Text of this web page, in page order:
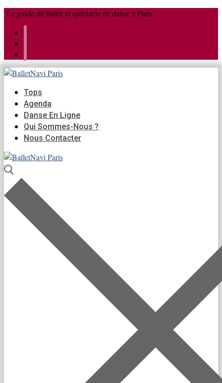
Aller
contenu
Menu
Fermer
Le guide du ballet et spectacle de danse à Paris
Tops
Agenda
Danse En Ligne
Qui Sommes-Nous ?
Nous Contacter